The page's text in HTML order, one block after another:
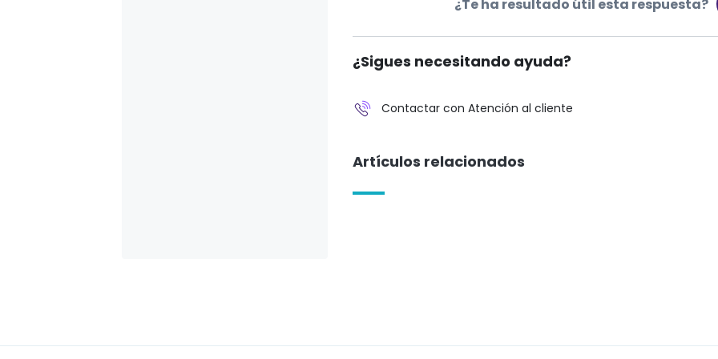
¿Te ha resultado útil esta respuesta?
¿Sigues necesitando ayuda?
Contactar con Atención al cliente
Artículos relacionados